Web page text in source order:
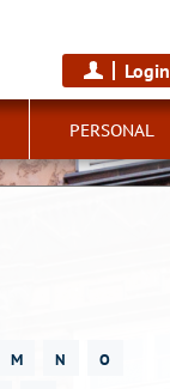
Login
PERSONAL
M N
O